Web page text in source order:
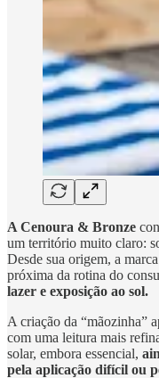
A Cenoura & Bronze
um território muito claro:
Desde sua origem, a
próxima da rotina do
lazer e exposição ao sol.
A criação da “mãozinha”
com uma leitura mais
solar, embora essencial,
pela aplicação difícil ou